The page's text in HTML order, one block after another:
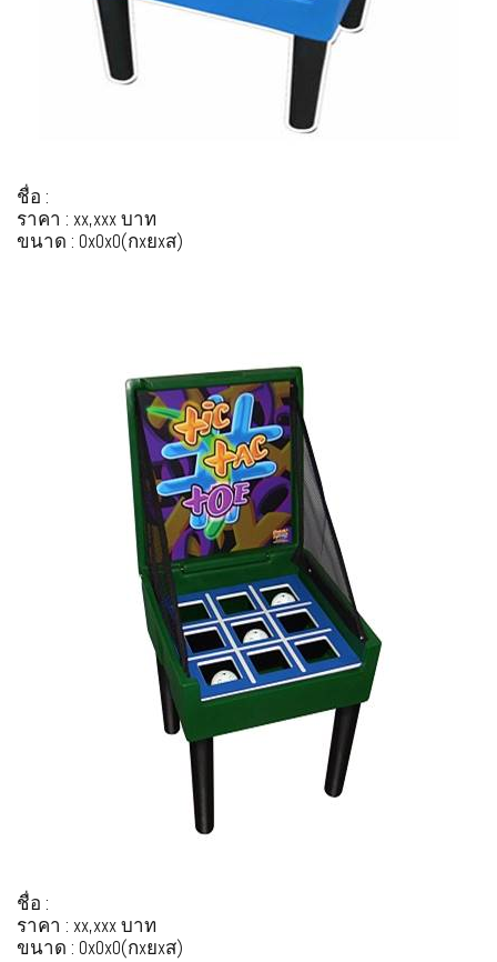
ชื่อ :
ราคา : xx,xxx บาท
ขนาด : 0x0x0(กxยxส)
ชื่อ :
ราคา : xx,xxx บาท
ขนาด : 0x0x0(กxยxส)